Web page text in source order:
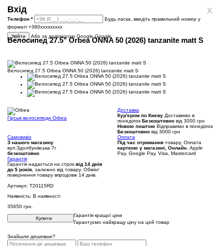
x
Вхід
Телефон *
Будь ласка, введіть правильний номер у
форматі +380ххххххххх
Увійти
Або за допомогою Google Google
Велосипед 27.5" Orbea ONNA 50 (2026) tanzanite matt S
Велосипед 27.5 Orbea ONNA 50 (2026) tanzanite matt S
Гірські велосипеди Orbea
Доставка
Кур'єром по Києву Доставимо в
понеділок Безкоштовно від 3000 грн
Новою поштою Відправимо в понеділок
Безкоштовно від 3000 грн
Самовивіз
З нашого магазину
вул.Здолбунівська 7г
безкоштовно
Оплата
Під час отримання товару, Оплата
карткою у магазині, Онлайн , Apple
Pay, Google Pay, Visa, Mastercard
Гарантія
Гарантія надається на строк від 14 днів
до 5 років , залежно від товару. Обмін/
повернення товару впродовж 14 днів.
Артикул: T20115RD
Наявність: В наявності
35650 грн.
Купити
Гарантія кращої ціни
Гарантуємо найкращу ціну на цей товар
Знайшли дешевше?